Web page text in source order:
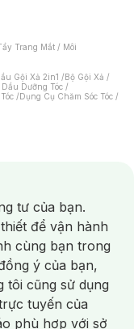
Trang Mắt / Môi
Gội Xả 2in1 /Bộ Gội Xả /
Dưỡng Tóc /
/Dụng Cụ Chăm Sóc Tóc /
/Nước Rửa Tay/
Chải Điện/
Nước Súc Miệng/
/Dưỡng Vùng Kín/
Cạo Râu /Dao Cạo Râu/
Hóa/ Da Mụn/
Nhang
tư của bạn.
để vận hành
cùng bạn trong
ý của bạn,
tôi cũng sử dụng
tuyến của
phù hợp với sở